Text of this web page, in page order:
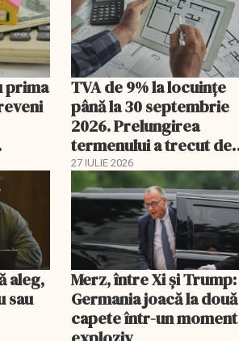
prima
mii de
TVA de 9% la locuințe
până la 30 septembrie
2026. Prelungirea
termenului a trecut de
comisia din Parlament
27 IULIE 2026
aleg,
sau
Merz, între Xi și Trump:
Germania joacă la două
capete într-un moment